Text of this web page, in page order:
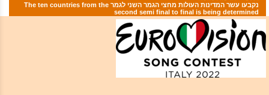
נקבעו עשר המדינות העולות מחצי הגמר השני לגמר The ten countries from the
second semi final to final is being determined